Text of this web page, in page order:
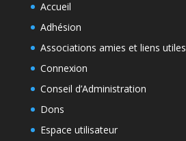
Accueil
Adhésion
Associations amies et liens utiles
Connexion
Conseil d’Administration
Dons
Espace utilisateur